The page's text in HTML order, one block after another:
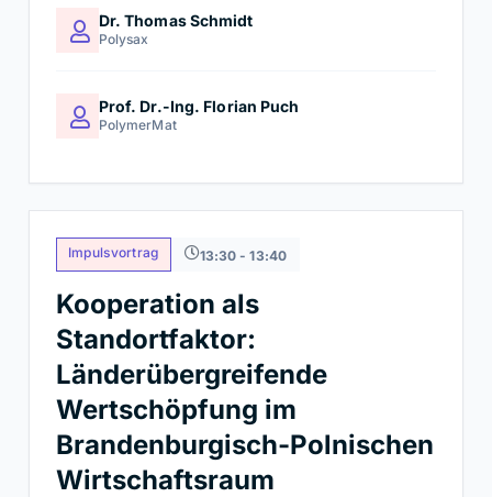
Dr. Thomas Schmidt
Polysax
Prof. Dr.-Ing. Florian Puch
PolymerMat
Impulsvortrag 13:30 - 13:40
Kooperation als
Standortfaktor:
Länderübergreifende
Wertschöpfung im
Brandenburgisch-Polnischen
Wirtschaftsraum